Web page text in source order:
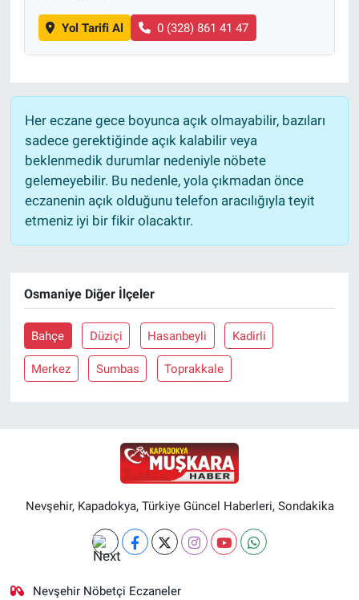
Yol Tarifi Al 0 (328) 861 41 47
Her eczane gece boyunca açık olmayabilir, bazıları
sadece gerektiğinde açık kalabilir veya
beklenmedik durumlar nedeniyle nöbete
gelemeyebilir. Bu nedenle, yola çıkmadan önce
eczanenin açık olduğunu telefon aracılığıyla teyit
etmeniz iyi bir fikir olacaktır.
Osmaniye Diğer İlçeler
Bahçe Düziçi Hasanbeyli Kadirli
Merkez Sumbas Toprakkale
Nevşehir, Kapadokya, Türkiye Güncel Haberleri, Sondakika
Nevşehir Nöbetçi Eczaneler